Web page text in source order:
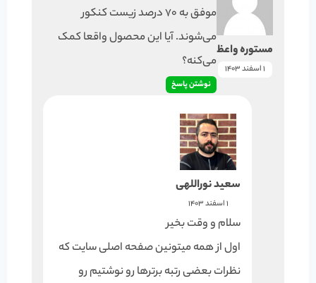
مستوره واعظ
1 اسفند 1403
موفق به 70 درصد زیست کنکور
می‌شوند. آیا این محصول واقعا کمک
می‌کنه؟
نوشتن پاسخ
سعید نوراللهی
1 اسفند 1403
سلام و وقت بخیر
اول از همه میتونین صفحه اصلی سایت که
نظرات بعضی رتبه برترها رو نوشتیم رو